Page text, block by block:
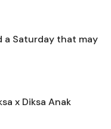
a Saturday that may
x Diksa Anak